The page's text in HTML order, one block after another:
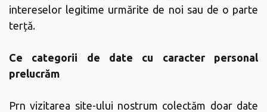
intereselor legitime urmărite de noi sau de o parte
terță.
Ce categorii de date cu caracter personal
prelucrăm
Prn vizitarea site-ului nostrum colectăm doar date